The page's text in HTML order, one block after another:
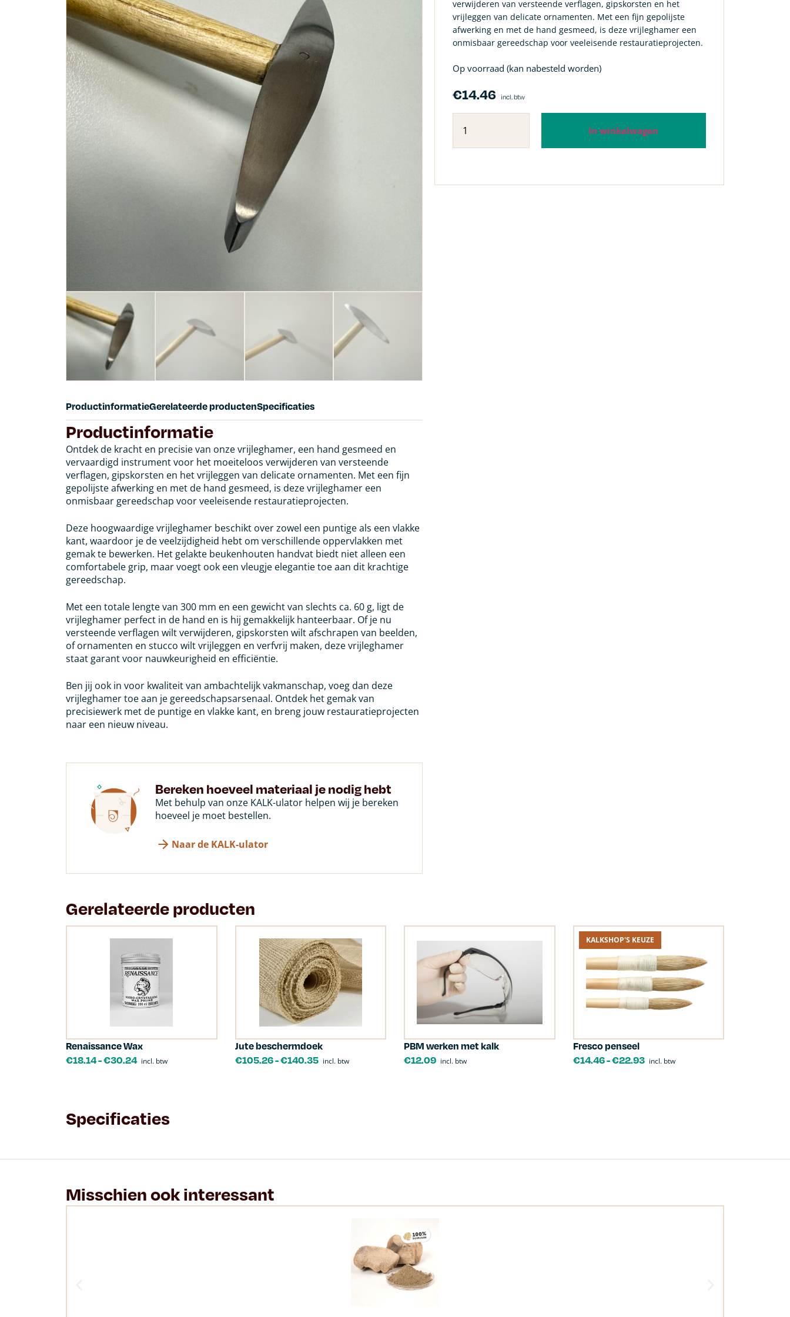
ProductinformatieGerelateerde productenSpecificaties
Productinformatie
Ontdek de kracht en precisie van onze vrijleghamer, een hand gesmeed en
vervaardigd instrument voor het moeiteloos verwijderen van versteende
verflagen, gipskorsten en het vrijleggen van delicate ornamenten. Met een fijn
gepolijste afwerking en met de hand gesmeed, is deze vrijleghamer een
onmisbaar gereedschap voor veeleisende restauratieprojecten.
Deze hoogwaardige vrijleghamer beschikt over zowel een puntige als een vlakke
kant, waardoor je de veelzijdigheid hebt om verschillende oppervlakken met
gemak te bewerken. Het gelakte beukenhouten handvat biedt niet alleen een
comfortabele grip, maar voegt ook een vleugje elegantie toe aan dit krachtige
gereedschap.
Met een totale lengte van 300 mm en een gewicht van slechts ca. 60 g, ligt de
vrijleghamer perfect in de hand en is hij gemakkelijk hanteerbaar. Of je nu
versteende verflagen wilt verwijderen, gipskorsten wilt afschrapen van beelden,
of ornamenten en stucco wilt vrijleggen en verfvrij maken, deze vrijleghamer
staat garant voor nauwkeurigheid en efficiëntie.
Ben jij ook in voor kwaliteit van ambachtelijk vakmanschap, voeg dan deze
vrijleghamer toe aan je gereedschapsarsenaal. Ontdek het gemak van
precisiewerk met de puntige en vlakke kant, en breng jouw restauratieprojecten
naar een nieuw niveau.
verwijderen van versteende verflagen, gipskorsten en het
vrijleggen van delicate ornamenten. Met een fijn gepolijste
afwerking en met de hand gesmeed, is deze vrijleghamer een
onmisbaar gereedschap voor veeleisende restauratieprojecten.
Op voorraad (kan nabesteld worden)
€14.46 incl. btw
In winkelwagen
Bereken hoeveel materiaal je nodig hebt
Met behulp van onze KALK-ulator helpen wij je bereken
hoeveel je moet bestellen.
Naar de KALK-ulator
Gerelateerde producten
Renaissance Wax
€18.14-€30.24 incl. btw
Jute beschermdoek
€105.26-€140.35 incl. btw
PBM werken met kalk
€12.09 incl. btw
KALKSHOP'S KEUZE
Fresco penseel
€14.46-€22.93 incl. btw
Specificaties
Misschien ook interessant